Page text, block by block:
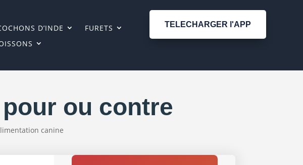
D’INDE
FURETS
TELECHARGER l'APP
ou contre
canine